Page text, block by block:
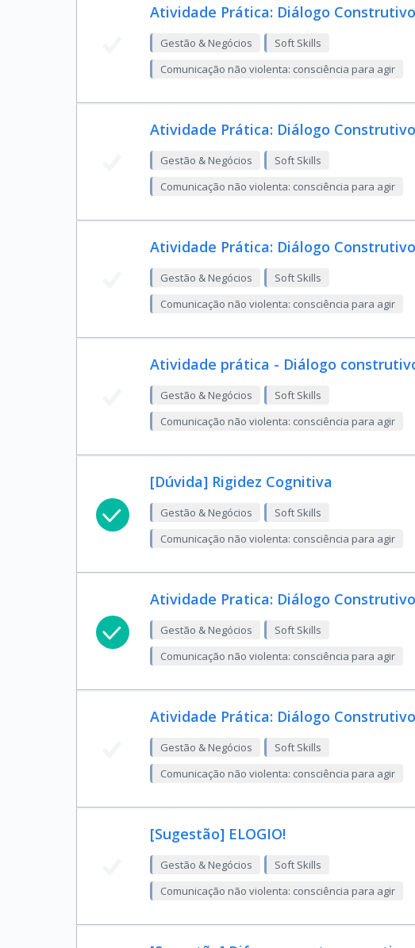
Atividade Prática: Diálogo
Gestão & Negócios
Soft Skills
Comunicação não violenta: consciência para agir
Atividade Prática: Diálogo
Gestão & Negócios
Soft Skills
Comunicação não violenta: consciência para agir
Atividade Prática: Diálogo
Gestão & Negócios
Soft Skills
Comunicação não violenta: consciência para agir
Atividade prática - Diálogo
Gestão & Negócios
Soft Skills
Comunicação não violenta: consciência para agir
[Dúvida] Rigidez Cognitiva
Gestão & Negócios
Soft Skills
Comunicação não violenta: consciência para agir
Atividade Pratica: Diálogo
Gestão & Negócios
Soft Skills
Comunicação não violenta: consciência para agir
Atividade Prática: Diálogo
Gestão & Negócios
Soft Skills
Comunicação não violenta: consciência para agir
[Sugestão] ELOGIO!
Gestão & Negócios
Soft Skills
Comunicação não violenta: consciência para agir